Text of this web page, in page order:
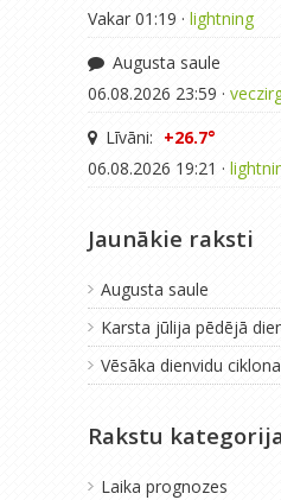
Vakar 01:19 · lightning
Augusta saule
06.08.2026 23:59 ·
Līvāni: +26.7°
06.08.2026 19:21 ·
Jaunākie raksti
Augusta saule
Karsta jūlija pēdējā
Vēsāka dienvidu
Rakstu
Laika prognozes